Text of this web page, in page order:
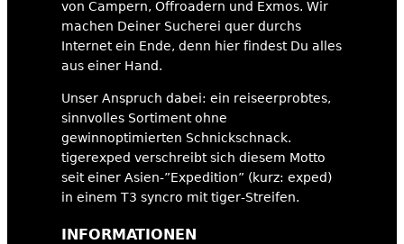
von Campern, Offroadern und Exmos. Wir
machen Deiner Sucherei quer durchs
Internet ein Ende, denn hier findest Du alles
aus einer Hand.
Unser Anspruch dabei: ein reiseerprobtes,
sinnvolles Sortiment ohne
gewinnoptimierten Schnickschnack.
tigerexped verschreibt sich diesem Motto
seit einer Asien-”Expedition” (kurz: exped)
in einem T3 syncro mit tiger-Streifen.
INFORMATIONEN